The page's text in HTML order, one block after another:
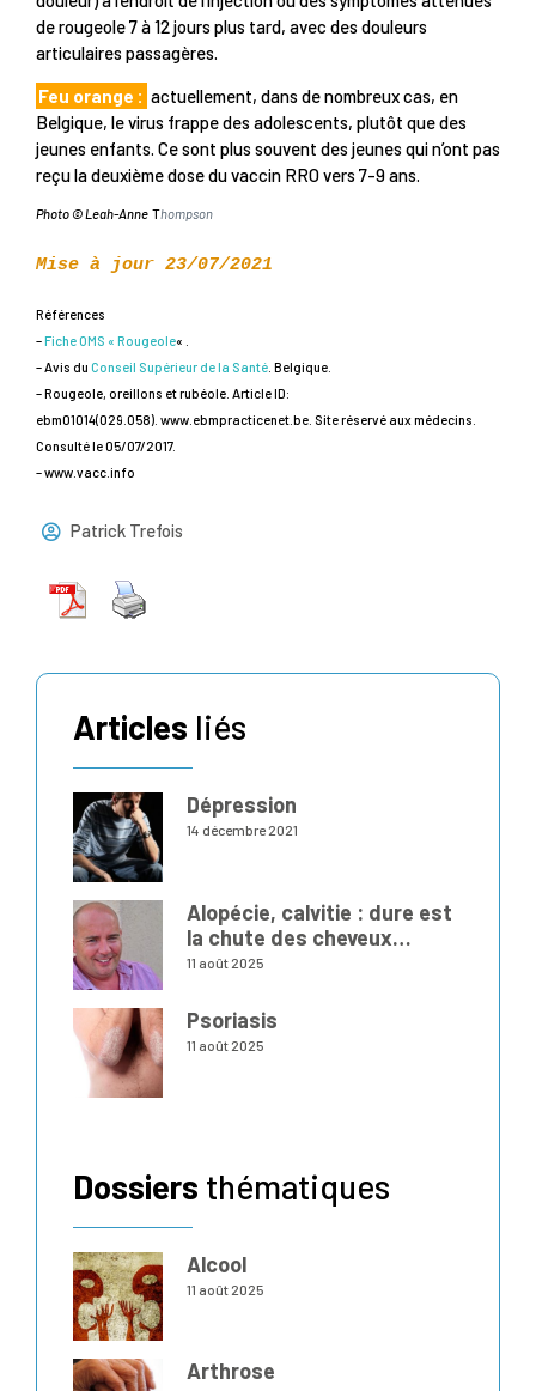
de rougeole 7 à 12 jours plus tard, avec des douleurs
articulaires passagères.
Feu orange : actuellement, dans de nombreux cas, en
Belgique, le virus frappe des adolescents, plutôt que des
jeunes enfants. Ce sont plus souvent des jeunes qui n’ont pas
reçu la deuxième dose du vaccin RRO vers 7-9 ans.
Photo © Leah-Anne Thompson
Mise à jour 23/07/2021
Références
–Fiche OMS « Rougeole« .
– Avis du Conseil Supérieur de la Santé . Belgique.
– Rougeole, oreillons et rubéole. Article ID:
ebm01014(029.058). www.ebmpracticenet.be. Site réservé aux médecins.
Consulté le 05/07/2017.
– www.vacc.info
Patrick Trefois
Articles liés
Dépression
14 décembre 2021
Alopécie, calvitie : dure est
la chute des cheveux…
11 août 2025
Psoriasis
11 août 2025
Dossiers thématiques
Alcool
11 août 2025
Arthrose